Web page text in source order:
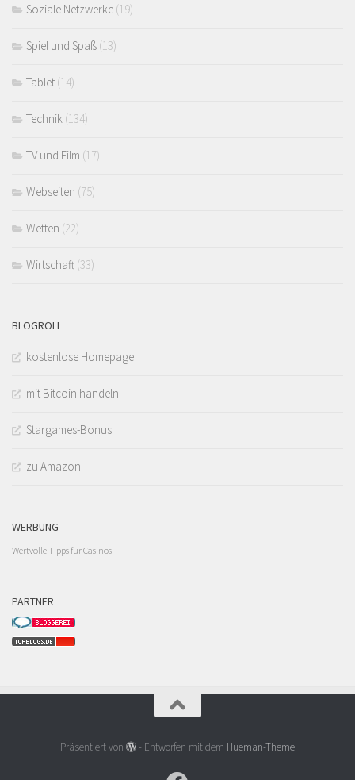
Soziale Netzwerke (19)
Spiel und Spaß (13)
Tablet (14)
Technik (134)
TV und Film (17)
Webseiten (75)
Wetten (22)
Wirtschaft (33)
BLOGROLL
kostenlose Homepage
mit Bitcoin handeln
Stargames-Bonus
zu Amazon
WERBUNG
Wertvolle Tipps für Casinos
PARTNER
Präsentiert von - Entworfen mit dem Hueman-Theme